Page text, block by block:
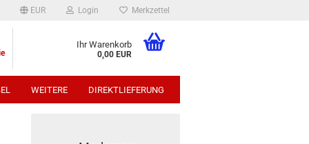
EUR Login Merkzettel
Ihr Warenkorb
0,00 EUR
DIREKTLIEFERUNG
WEITERE